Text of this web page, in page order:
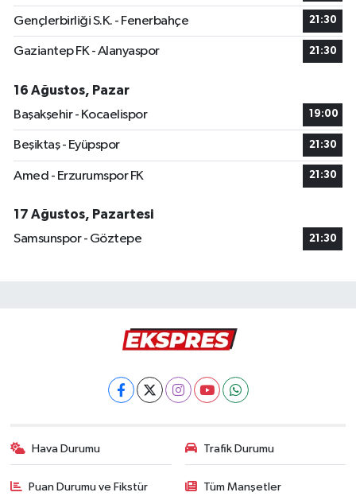
Gençlerbirliği S.K. - Fenerbahçe 21:30
Gaziantep FK - Alanyaspor 21:30
16 Ağustos, Pazar
Başakşehir - Kocaelispor
19:00
Beşiktaş - Eyüpspor 21:30
Amed - Erzurumspor FK 21:30
17 Ağustos, Pazartesi
Samsunspor - Göztepe
21:30
Hava Durumu Trafik Durumu
Puan Durumu ve Fikstür Tüm Manşetler